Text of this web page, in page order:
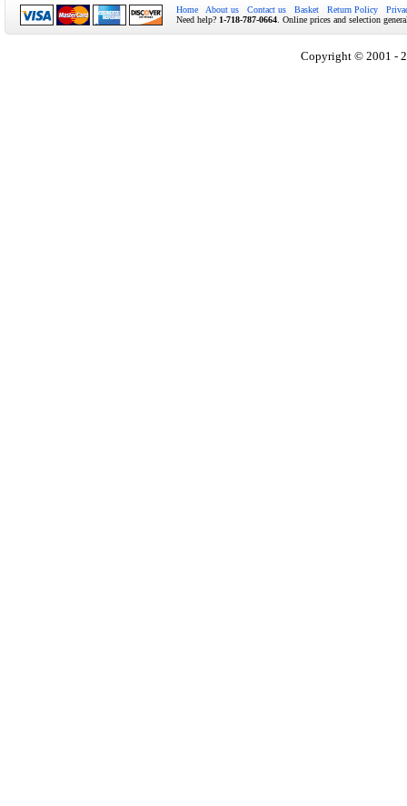
Home About us Contact us Basket Return Policy
Need help? 1-718-787-0664 . Online prices and selection
Copyright © 2001 -